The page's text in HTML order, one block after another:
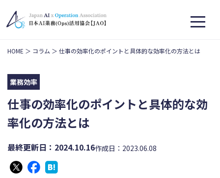
HOME コラム 仕事の効率化のポイントと具体的な効率化の方法とは
業務効率
仕事の効率化のポイントと具体的な効
率化の方法とは
最終更新日：2024.10.16作成日：2023.06.08